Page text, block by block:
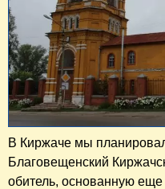
В Киржаче мы
Благовещенский
обитель, основанную